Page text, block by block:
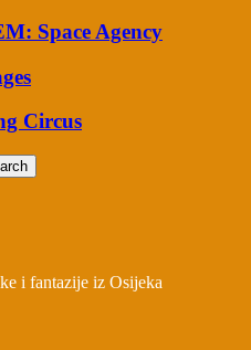
Space Agency
Circus
i fantazije iz Osijeka